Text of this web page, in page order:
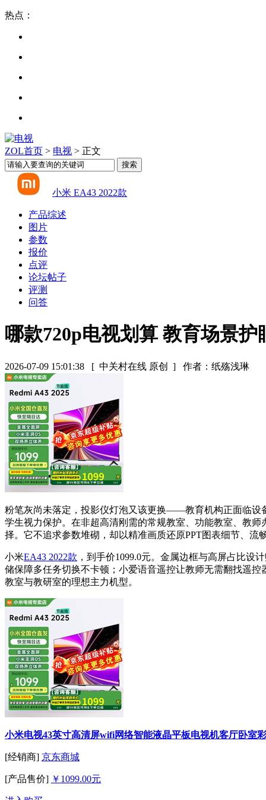
热点：
ZOL首页 > 电视 > 正文
小米 EA43 2022款
产品综述
图片
参数
报价
点评
论坛帖子
评测
问答
哪款720p电视划算 教育场景
2026-07-09 15:01:38 [ 中关村在线 原创 ] 作者：纸殇浅琳
粉笔灰尚未落定，投影仪灯泡又该更换——教育机构正面临设
学生视力保护。在非超高清刚需的常规教室、功能教室、教
择。它不追求参数堆砌，却以精准画质还原PPT图表细节、
小米EA43 2022款 ，到手价1099.0元。金属边框与高屏占比设
储保障多任务切换不卡顿；小爱语音遥控让教师无需翻找遥
教室与教研室的理想主力机型。
小米电视43英寸高清屏wifi网络智能液晶平板电视机客厅卧室
[经销商] 京东商城
[产品售价] ￥1099.00元